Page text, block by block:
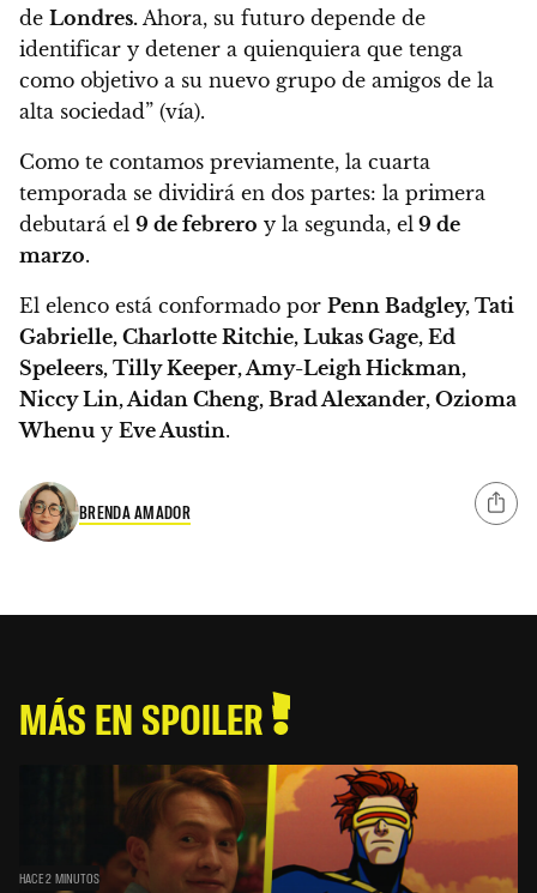
de Londres. Ahora, su futuro depende de
identificar y detener a quienquiera que tenga
como objetivo a su nuevo grupo de amigos de la
alta sociedad” (vía).
Como te contamos previamente, la cuarta
temporada se dividirá en dos partes: la primera
debutará el 9 de febrero y la segunda, el 9 de
marzo.
El elenco está conformado por Penn Badgley, Tati
Gabrielle, Charlotte Ritchie, Lukas Gage, Ed
Speleers, Tilly Keeper, Amy-Leigh Hickman,
Niccy Lin, Aidan Cheng, Brad Alexander, Ozioma
Whenu y Eve Austin.
BRENDA AMADOR
MÁS EN SPOILER
HACE 2 MINUTOS